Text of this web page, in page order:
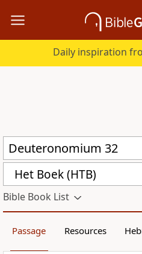
Daily inspiration
Het Boek (HTB)
Bible Book List
Passage Resources